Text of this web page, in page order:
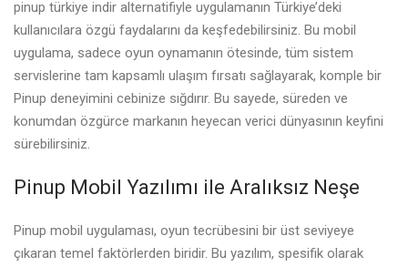
pinup türkiye indir alternatifiyle uygulamanın Türkiye’deki
kullanıcılara özgü faydalarını da keşfedebilirsiniz. Bu mobil
uygulama, sadece oyun oynamanın ötesinde, tüm sistem
servislerine tam kapsamlı ulaşım fırsatı sağlayarak, komple bir
Pinup deneyimini cebinize sığdırır. Bu sayede, süreden ve
konumdan özgürce markanın heyecan verici dünyasının keyfini
sürebilirsiniz.
Pinup Mobil Yazılımı ile Aralıksız Neşe
Pinup mobil uygulaması, oyun tecrübesini bir üst seviyeye
çıkaran temel faktörlerden biridir. Bu yazılım, spesifik olarak